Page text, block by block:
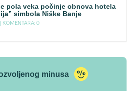
pola veka počinje obnova hotela
simbola Niške Banje
KOMENTARA: 0
minusa